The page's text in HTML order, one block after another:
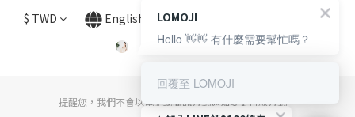
$ TWD English
提醒您，我們不會以電話或簡訊方式通知變更付款方式。
LOMOJI
Hello 👋👋 有什麼需要幫忙嗎？
回覆至 LOMOJI